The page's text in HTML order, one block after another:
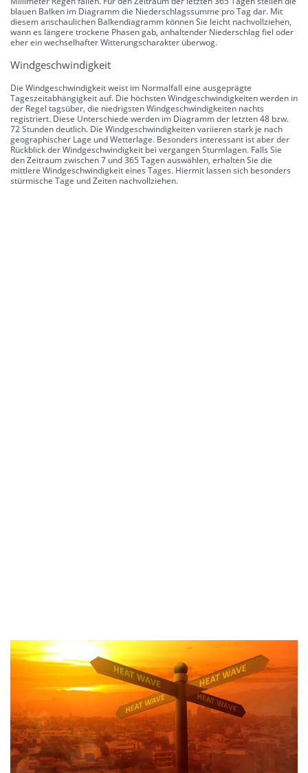
blauen Balken im Diagramm die Niederschlagssumme pro Tag dar. Mit
diesem anschaulichen Balkendiagramm können Sie leicht nachvollziehen,
wann es längere trockene Phasen gab, anhaltender Niederschlag fiel oder
eher ein wechselhafter Witterungscharakter überwog.
Windgeschwindigkeit
Die Windgeschwindigkeit weist im Normalfall eine ausgeprägte
Tageszeitabhängigkeit auf. Die höchsten Windgeschwindigkeiten werden in
der Regel tagsüber, die niedrigsten Windgeschwindigkeiten nachts
registriert. Diese Unterschiede werden im Diagramm der letzten 48 bzw.
72 Stunden deutlich. Die Windgeschwindigkeiten variieren stark je nach
geographischer Lage und Wetterlage. Besonders interessant ist aber der
Rückblick der Windgeschwindigkeit bei vergangen Sturmlagen. Falls Sie
den Zeitraum zwischen 7 und 365 Tagen auswählen, erhalten Sie die
mittlere Windgeschwindigkeit eines Tages. Hiermit lassen sich besonders
stürmische Tage und Zeiten nachvollziehen.